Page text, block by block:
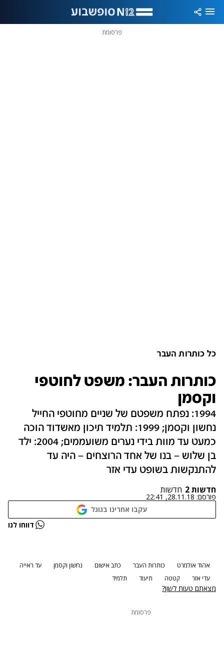
פרסומת
כל כותרות העבר
כותרות העבר: משפט לחוטפי
וקסמן
1994: נפתח משפטם של שניים מחוטפי החייל
נחשון וקסמן; 1999: תלמיד תיכון מאשדוד הוכה
כמעט עד מוות בידי נערים משועממים; 2004: ילד
בן שלוש – בנו של אחד הרוצחים – היה עד
להתנקשות בשופט עדי אזר
חדשות 2 חדשות
פורסם: 28.11.18, 22:41
עקבו אחרינו בגוגל
נתקלנו בבעיה דווחו לנו
אהוד אולמרט כותרות העבר כתב אישום נחשון וקסמן
עד ראייה
עדי אזר
קטטה תיעוד תלמיד
מצאתם טעות לשון?
פרסומת